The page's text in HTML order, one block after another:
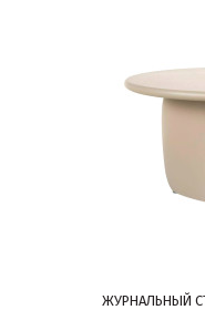
ЖУРНАЛЬНЫЙ